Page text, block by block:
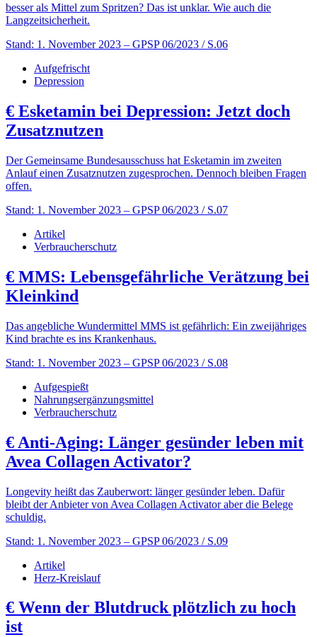
besser als Mittel zum Spritzen? Das ist unklar. Wie auch die
Langzeitsicherheit.
Stand: 1. November 2023 – GPSP 06/2023 / S.06
Aufgefrischt
Depression
€ Esketamin bei Depression: Jetzt doch
Zusatznutzen
Der Gemeinsame Bundesausschuss hat Esketamin im zweiten
Anlauf einen Zusatznutzen zugesprochen. Dennoch bleiben Fragen
offen.
Stand: 1. November 2023 – GPSP 06/2023 / S.07
Artikel
Verbraucherschutz
€ MMS: Lebensgefährliche Verätzung bei
Kleinkind
Das angebliche Wundermittel MMS ist gefährlich: Ein zweijähriges
Kind brachte es ins Krankenhaus.
Stand: 1. November 2023 – GPSP 06/2023 / S.08
Aufgespießt
Nahrungsergänzungsmittel
Verbraucherschutz
€ Anti-Aging: Länger gesünder leben mit
Avea Collagen Activator?
Longevity heißt das Zauberwort: länger gesünder leben. Dafür
bleibt der Anbieter von Avea Collagen Activator aber die Belege
schuldig.
Stand: 1. November 2023 – GPSP 06/2023 / S.09
Artikel
Herz-Kreislauf
€ Wenn der Blutdruck plötzlich zu hoch
ist